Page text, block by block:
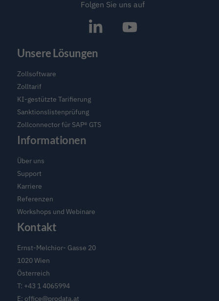
Folgen Sie uns auf
SAP®
Software
und
Compliance
Icon
Unsere Lösungen
Zollsoftware
Zolltarif
KI-gestützte Tarifierung
Sanktionslistenprüfung
Zollconnector für SAP® GTS
Informationen
Über uns
Support
Karriere
Referenzen
Workshops und Webinare
Kontakt
Ernst-Melchior- Gasse 20
1020 Wien
Österreich
T: +43 1 4065994
E:office@prodata.at